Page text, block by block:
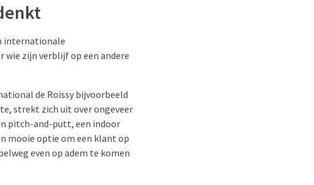
internationale
zijn verblijf op een andere
de Roissy bijvoorbeeld
strekt zich uit over ongeveer
pitch-and-putt, een indoor
mooie optie om een klant op
even op adem te komen